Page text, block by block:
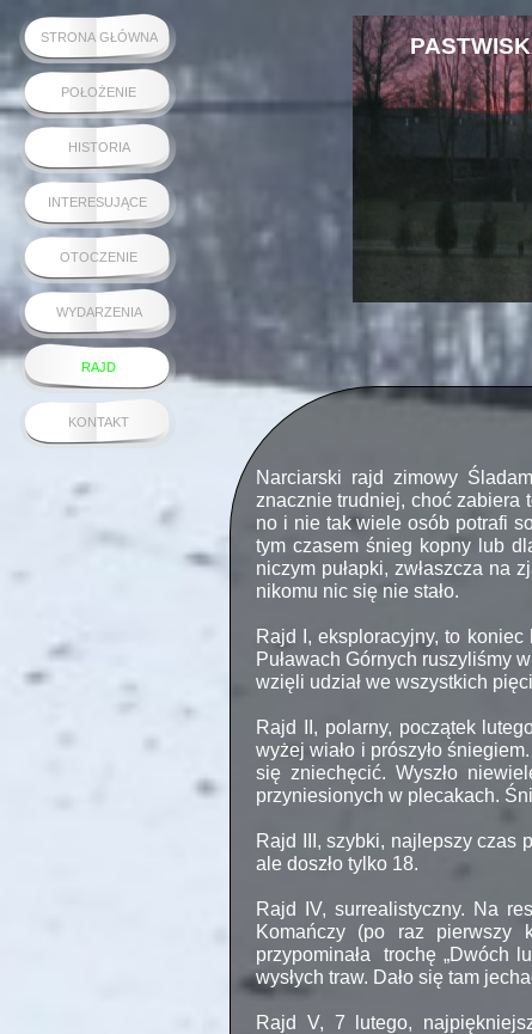
STRONA GŁÓWNA
POŁOŻENIE
HISTORIA
INTERESUJĄCE
OTOCZENIE
WYDARZENIA
RAJD
KONTAKT
Narciarski rajd zimowy
znacznie trudniej, choć zabiera
no i nie tak wiele osób potrafi
tym czasem śnieg kopny lub
niczym pułapki, zwłaszcza na
nikomu nic się nie stało.
Rajd I, eksploracyjny, to koniec
Puławach Górnych ruszyliśmy
wzięli udział we wszystkich
Rajd II, polarny, początek
wyżej wiało i prószyło
się zniechęcić. Wyszło
przyniesionych w plecakach.
Rajd III, szybki, najlepszy czas
ale doszło tylko 18.
Rajd IV, surrealistyczny. Na
Komańczy (po raz pierwszy
przypominała trochę „Dwóch
wysłych traw. Dało się tam
Rajd V, 7 lutego,